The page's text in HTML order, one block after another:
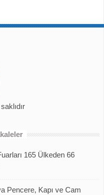
165 Ülkeden 66
Pencere, Kapı ve Cam